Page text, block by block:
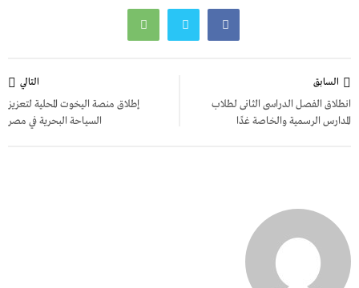
المقالات
السابق
انطلاق الفصل الدراسى الثانى لطلاب
المدارس الرسمية والخاصة غدًا
التالي
إطلاق منصة اليخوت المحلية لتعزيز
السياحة البحرية في مصر